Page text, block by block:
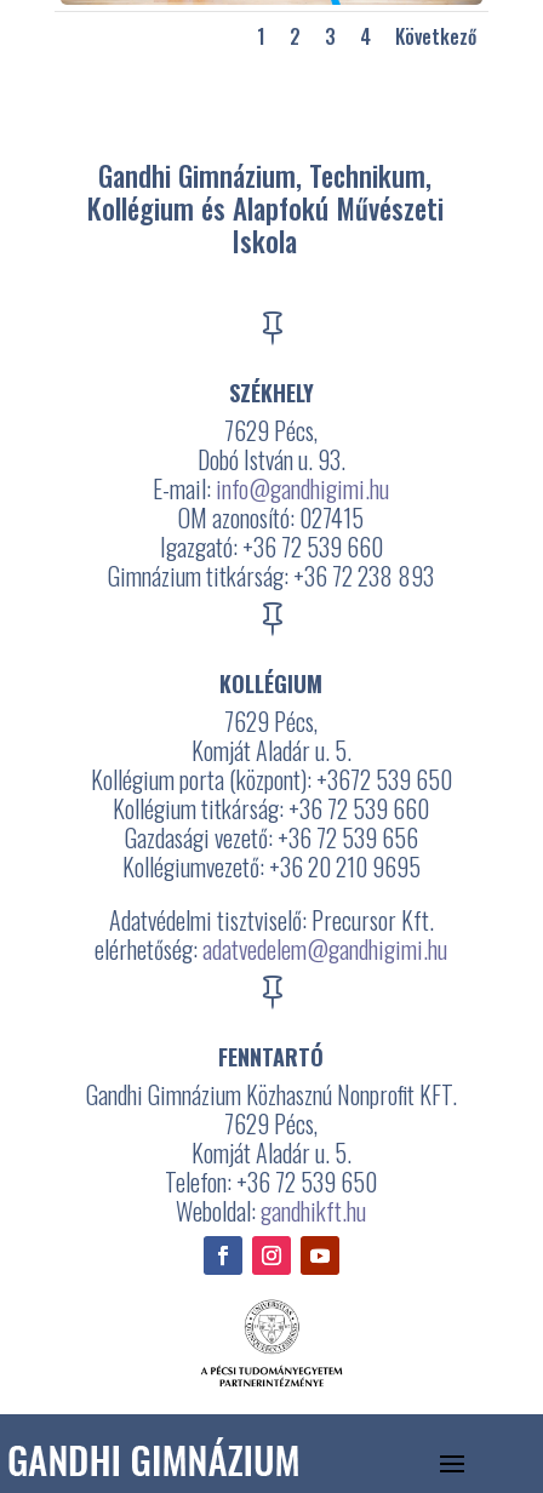
1 2 3 4 Következő
Gandhi Gimnázium, Technikum,
Kollégium és Alapfokú Művészeti
Iskola

SZÉKHELY
7629 Pécs,
Dobó István u. 93.
E-mail:info@gandhigimi.hu
OM azonosító: 027415
Igazgató: +36 72 539 660
Gimnázium titkárság: +36 72 238 893

KOLLÉGIUM
7629 Pécs,
Komját Aladár u. 5.
Kollégium porta (központ): +3672 539 650
Kollégium titkárság: +36 72 539 660
Gazdasági vezető: +36 72 539 656
Kollégiumvezető: +36 20 210 9695
Adatvédelmi tisztviselő: Precursor Kft.
elérhetőség:adatvedelem@gandhigimi.hu

FENNTARTÓ
Gandhi Gimnázium Közhasznú Nonprofit KFT.
7629 Pécs,
Komját Aladár u. 5.
Telefon: +36 72 539 650
Weboldal:gandhikft.hu